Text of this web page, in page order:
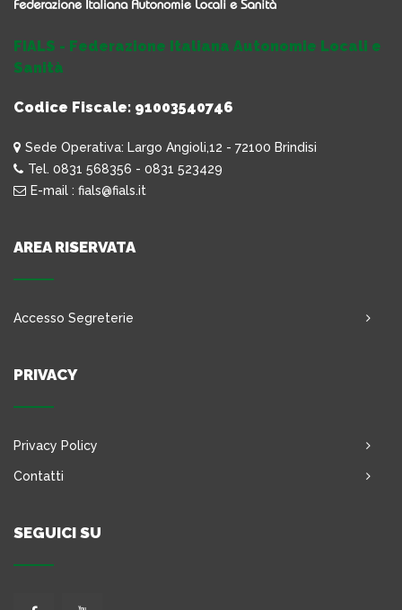
FIALS - Federazione Italiana Autonomie Locali e
Sanità
Codice Fiscale: 91003540746
Sede Operativa: Largo Angioli,12 - 72100 Brindisi
Tel. 0831 568356 - 0831 523429
E-mail : fials@fials.it
AREA RISERVATA
Accesso Segreterie
PRIVACY
Privacy Policy
Contatti
SEGUICI SU